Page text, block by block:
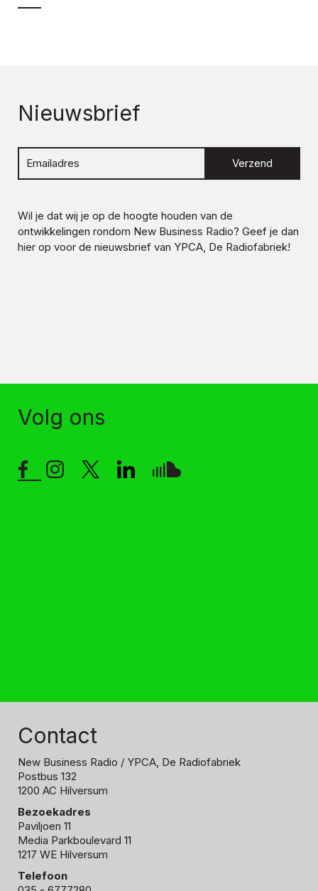
Nieuwsbrief
Verzend
Wil je dat wij je op de hoogte houden van de
ontwikkelingen rondom New Business Radio? Geef je dan
hier op voor de nieuwsbrief van YPCA, De Radiofabriek!
Volg ons
Contact
New Business Radio / YPCA, De Radiofabriek
Postbus 132
1200 AC Hilversum
Bezoekadres
Paviljoen 11
Media Parkboulevard 11
1217 WE Hilversum
Telefoon